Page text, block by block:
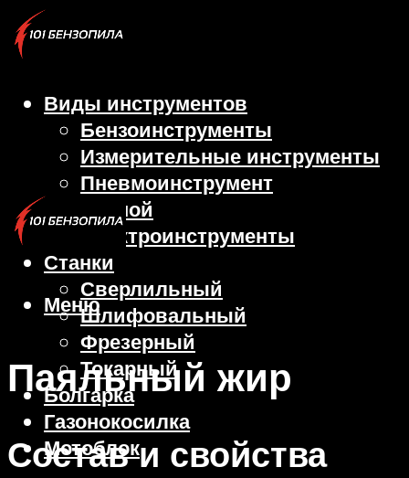
Виды инструментов
Бензоинструменты
Измерительные инструменты
Пневмоинструмент
Ручной
Электроинструменты
Станки
Сверлильный
Шлифовальный
Фрезерный
Токарный
Болгарка
Газонокосилка
Мотоблок
Меню
Паяльный жир
Состав и свойства